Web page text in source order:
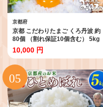
京都府
京都 こだわりたまご くろ丹波 約
80個 （割れ保証10個含む） 5kg
卵 たまご 濃い 玉子 セット 卵料理
玉子焼き 卵焼き 卵かけご飯 ゆで
卵 鶏卵 卵黄 10000円 ふるさと納
税卵 ふるさと納税たまご 日用品
消耗品 国産 京丹波町 瑞穂 みずほ
ファーム ふるさと納税 生卵 御歳
暮 内祝い お年賀 御年賀 贈り物 ギ
フト
10,000 円